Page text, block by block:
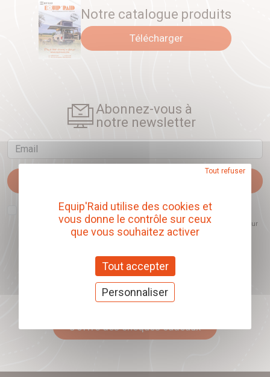
Notre catalogue produits
Télécharger
Abonnez-vous à
notre newsletter
Email
J'accepte que l'ouverture des newsletters soit mesurée, afin de mieux
comprendre les sujets qui m'intéressent et d'améliorer les contenus
proposés. Ce choix est modifiable à tout moment et reste sans incidence sur
mon inscription.
Offrez nos chèques
cadeaux
J'offre des chèques cadeaux
Equip'Raid utilise des cookies et
vous donne le contrôle sur ceux
que vous souhaitez activer
Tout accepter
Tout refuser
Personnaliser